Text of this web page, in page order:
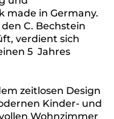
made in Germany.
C. Bechstein
verdient sich
5 Jahres
zeitlosen Design
Kinder- und
Wohnzimmer